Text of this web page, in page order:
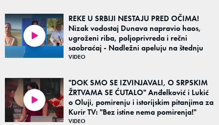
REKE U SRBIJI NESTAJU PRED OČIMA!
Nizak vodostaj Dunava napravio haos,
ugroženi riba, poljoprivreda i rečni
saobraćaj - Nadležni apeluju na štednju
VIDEO
"DOK SMO SE IZVINJAVALI, O SRPSKIM
ŽRTVAMA SE ĆUTALO" Anđelković i Lukić
o Oluji, pomirenju i istorijskim pitanjima za
Kurir TV: "Bez istine nema pomirenja!"
VIDEO